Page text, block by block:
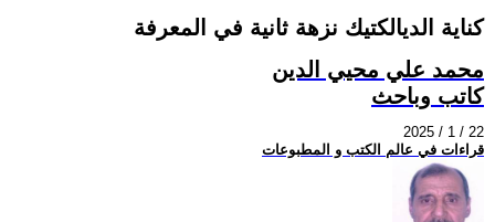
كناية الديالكتيك نزهة ثانية في المعرفة
محمد علي محيي الدين
كاتب وباحث
2025 / 1 / 22
قراءات في عالم الكتب و المطبوعات